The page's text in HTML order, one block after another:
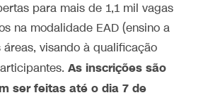
para mais de 1,1 mil vagas
na modalidade EAD (ensino a
visando à qualificação
As inscrições são
ser feitas até o dia 7 de